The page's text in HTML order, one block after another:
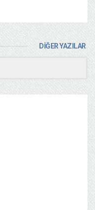
DİĞER YAZILAR